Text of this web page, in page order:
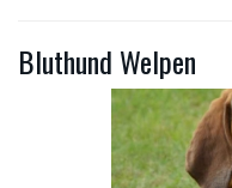
Bluthund Welpen